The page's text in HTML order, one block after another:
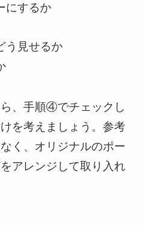
にするか
う見せるか
、手順④でチェックし
を考えましょう。参考
く、オリジナルのポー
アレンジして取り入れ